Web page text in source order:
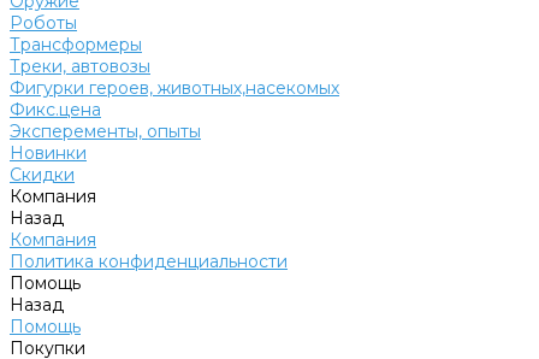
Роботы
Трансформеры
Треки, автовозы
Фигурки героев, животных,насекомых
Фикс.цена
Эксперементы, опыты
Новинки
Скидки
Компания
Назад
Компания
Политика конфиденциальности
Помощь
Назад
Помощь
Покупки